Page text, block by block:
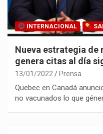
INTERNACIONAL
Nueva estrategia de
genera citas al día
13/01/2022 Prensa
Quebec en Canadá
no vacunados lo que